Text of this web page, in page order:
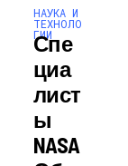
НАУКА И
ТЕХНОЛО
ГИИ
Спе
Циа
Лист
Ы
NASA